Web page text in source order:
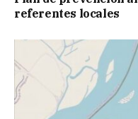
referentes locales